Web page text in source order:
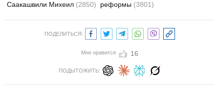
Саакашвили Михеил (2850) реформы (3801)
ПОДЕЛИТЬСЯ:
Мне нравится 16
ПОДЫТОЖИТЬ: